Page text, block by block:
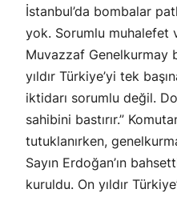
İstanbul’da bombalar
yok. Sorumlu muhalefet
Muvazzaf Genelkurmay
yıldır Türkiye’yi tek
iktidarı sorumlu değil.
sahibini bastırır.”
tutuklanırken,
Sayın Erdoğan’ın
kuruldu. On yıldır